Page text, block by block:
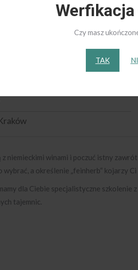
Czy masz
TAK
z niemieckimi winami i poczuć istny
wybrać, a określenie „feinherb“ kojarzy
dla Ciebie specjalistyczne
tajemnic.